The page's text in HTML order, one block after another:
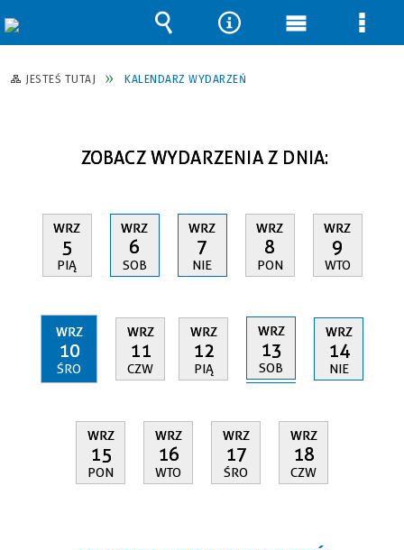
JESTEŚ TUTAJ KALENDARZ WYDARZEŃ
ZOBACZ WYDARZENIA Z DNIA:
WRZ
5
PIĄ
WRZ
6
SOB
WRZ
7
NIE
WRZ
8
PON
WRZ
9
WTO
WRZ
10
ŚRO
WRZ
11
CZW
WRZ
12
PIĄ
WRZ
13
SOB
WRZ
14
NIE
WRZ
15
PON
WRZ
16
WTO
WRZ
17
ŚRO
WRZ
18
CZW
Wyszukiwarka
Narzędzia
Menu Menu